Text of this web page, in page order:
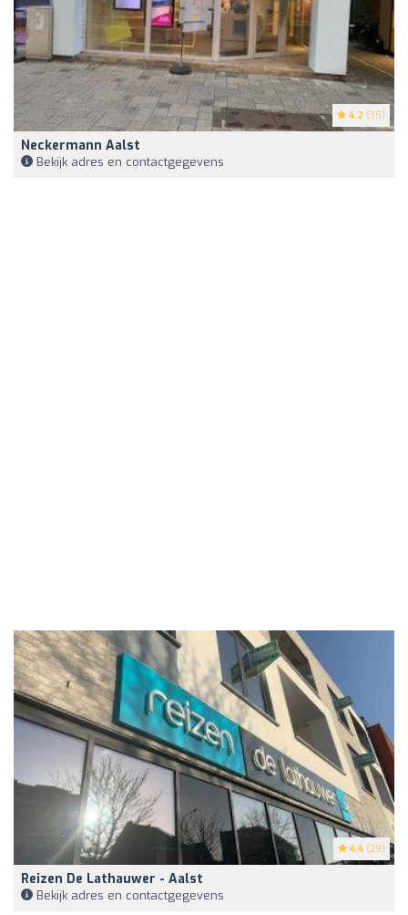
4.2 (35)
Neckermann Aalst
Bekijk adres en contactgegevens
4.4 (29)
Reizen De Lathauwer - Aalst
Bekijk adres en contactgegevens